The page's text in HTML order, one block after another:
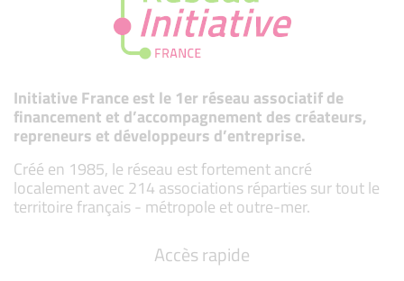
Initiative France est le 1er réseau associatif de
financement et d’accompagnement des créateurs,
repreneurs et développeurs d’entreprise.
Créé en 1985, le réseau est fortement ancré
localement avec 214 associations réparties sur tout le
territoire français - métropole et outre-mer.
Accès rapide